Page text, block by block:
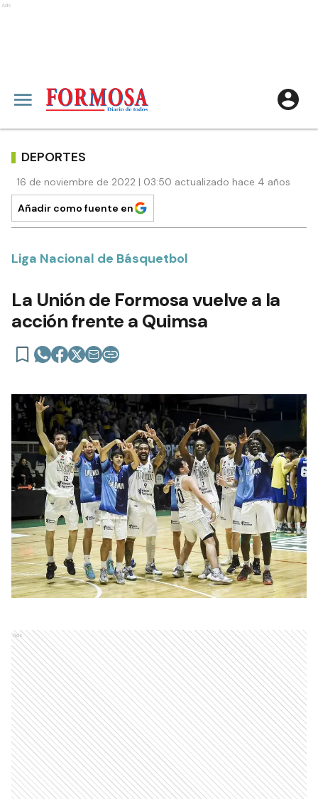
Ads
DEPORTES
16 de noviembre de 2022 | 03:50 actualizado hace 4 años
Añadir como fuente en
Liga Nacional de Básquetbol
La Unión de Formosa vuelve a la
acción frente a Quimsa
Ads